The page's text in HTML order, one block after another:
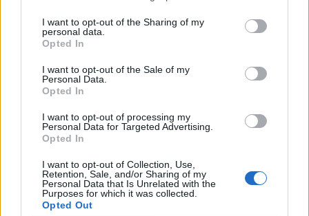
I want to opt-out of the Sharing of my
personal data.
Opted In
I want to opt-out of the Sale of my
Personal Data.
Opted In
I want to opt-out of processing my
Personal Data for Targeted Advertising.
Opted In
I want to opt-out of Collection, Use,
Retention, Sale, and/or Sharing of my
Personal Data that Is Unrelated with the
Purposes for which it was collected.
Opted Out